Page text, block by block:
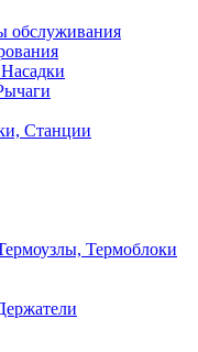
обслуживания
Станции
Термоблоки